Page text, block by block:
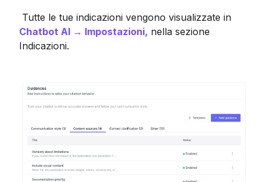
Tutte le tue indicazioni vengono visualizzate in
Chatbot AI → Impostazioni, nella sezione
Indicazioni.